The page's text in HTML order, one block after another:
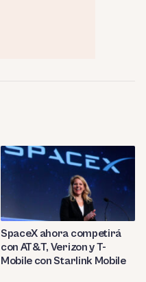
SpaceX ahora competirá
con AT&T, Verizon y T-
Mobile con Starlink Mobile